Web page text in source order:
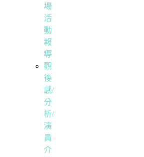
場
活
動
報
導
觀
後
感/
分
析/
演
員
介